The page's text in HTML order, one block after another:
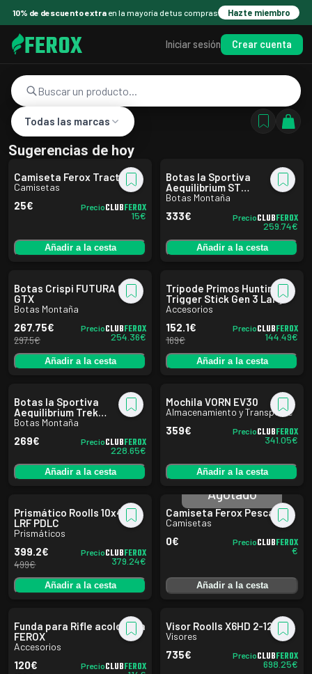
10% de descuento extraen la mayoría de tus compras Hazte miembro
FEROX Iniciar sesión Crear cuenta
Todas las marcas
Sugerencias de hoy
Camiseta Ferox Tractor
Camisetas
25€ PrecioCLUBFEROX
15€
Añadir a la cesta
Botas la Sportiva
Aequilibrium ST
Black/Yellow
Botas Montaña
333€ PrecioCLUBFEROX
259.74€
Añadir a la cesta
Botas Crispi FUTURA CX
GTX
Botas Montaña
267.75€
297.5€
PrecioCLUBFEROX
254.36€
Añadir a la cesta
Trípode Primos Hunting
Trigger Stick Gen 3 Largo
Accesorios
152.1€
169€
PrecioCLUBFEROX
144.49€
Añadir a la cesta
Botas la Sportiva
Aequilibrium Trek
Carbon/Yellow
Botas Montaña
269€ PrecioCLUBFEROX
228.65€
Añadir a la cesta
Mochila VORN EV30
Almacenamiento y Transporte
359€ PrecioCLUBFEROX
341.05€
Añadir a la cesta
Prismático Roolls 10x42
LRF PDLC
Prismáticos
399.2€
499€
PrecioCLUBFEROX
379.24€
Añadir a la cesta
Agotado
Camiseta Ferox Pescador
Camisetas
0€ PrecioCLUBFEROX
€
Añadir a la cesta
Funda para Rifle acolchada
FEROX
Accesorios
120€ PrecioCLUBFEROX
Visor Roolls X6HD 2-12x50i
Visores
735€ PrecioCLUBFEROX
698.25€